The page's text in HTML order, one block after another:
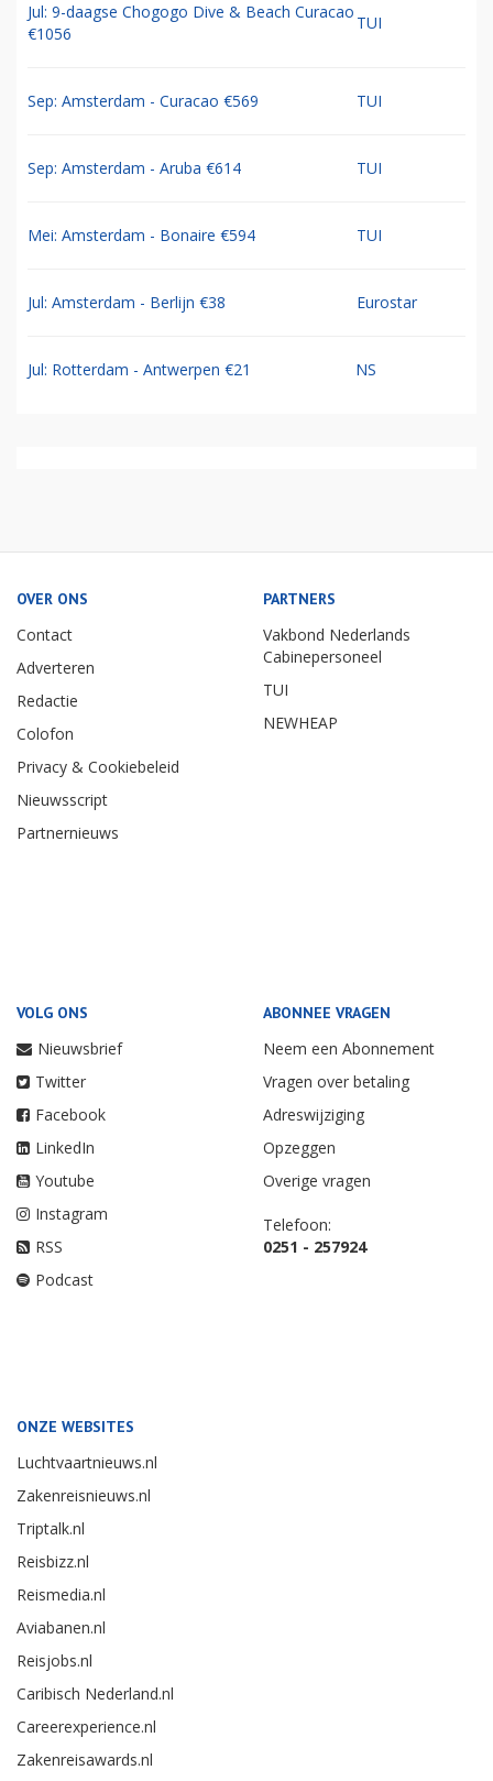
Jul: 9-daagse Chogogo Dive & Beach Curacao
€1056
TUI
Sep: Amsterdam - Curacao €569 TUI
Sep: Amsterdam - Aruba €614 TUI
Mei: Amsterdam - Bonaire €594 TUI
Jul: Amsterdam - Berlijn €38 Eurostar
Jul: Rotterdam - Antwerpen €21 NS
OVER ONS
Contact
Adverteren
Redactie
Colofon
Privacy & Cookiebeleid
Nieuwsscript
Partnernieuws
PARTNERS
Vakbond Nederlands
Cabinepersoneel
TUI
NEWHEAP
VOLG ONS
Nieuwsbrief
Twitter
Facebook
LinkedIn
Youtube
Instagram
RSS
Podcast
ABONNEE VRAGEN
Neem een Abonnement
Vragen over betaling
Adreswijziging
Opzeggen
Overige vragen
Telefoon:
0251 - 257924
ONZE WEBSITES
Luchtvaartnieuws.nl
Zakenreisnieuws.nl
Triptalk.nl
Reisbizz.nl
Reismedia.nl
Aviabanen.nl
Reisjobs.nl
Caribisch Nederland.nl
Careerexperience.nl
Zakenreisawards.nl